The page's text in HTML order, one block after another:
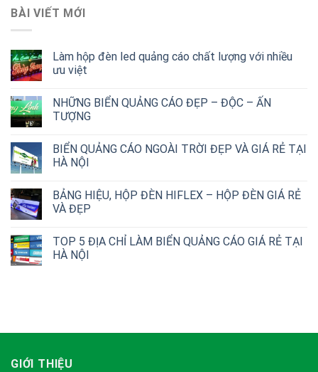
BÀI VIẾT MỚI
Làm hộp đèn led quảng cáo chất lượng với nhiều
ưu việt
NHỮNG BIỂN QUẢNG CÁO ĐẸP – ĐỘC – ẤN
TƯỢNG
BIỂN QUẢNG CÁO NGOÀI TRỜI ĐẸP VÀ GIÁ RẺ TẠI
HÀ NỘI
BẢNG HIỆU, HỘP ĐÈN HIFLEX – HỘP ĐÈN GIÁ RẺ
VÀ ĐẸP
TOP 5 ĐỊA CHỈ LÀM BIỂN QUẢNG CÁO GIÁ RẺ TẠI
HÀ NỘI
GIỚI THIỆU